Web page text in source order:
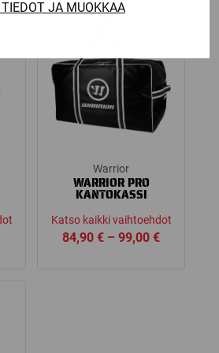
JA MUOKKAA
Warrior
WARRIOR PRO
KANTOKASSI
Katso kaikki vaihtoehdot
84,90€ – 99,00€Price